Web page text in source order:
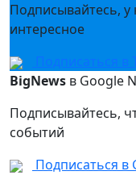
Подписывайтесь, у
интересное
Подписаться в
BigNews в Google
Подписывайтесь,
событий
Подписаться в